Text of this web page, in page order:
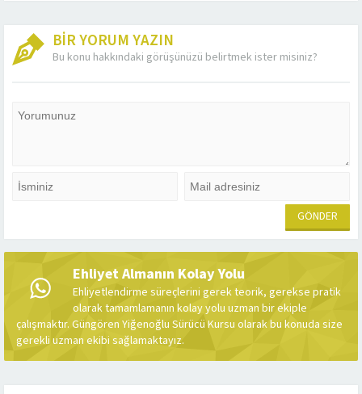
BİR YORUM YAZIN
Bu konu hakkındaki görüşünüzü belirtmek ister misiniz?
Ehliyet Almanın Kolay Yolu
Ehliyetlendirme süreçlerini gerek teorik, gerekse pratik
olarak tamamlamanın kolay yolu uzman bir ekiple
çalışmaktır. Güngören Yiğenoğlu Sürücü Kursu olarak bu konuda size
gerekli uzman ekibi sağlamaktayız.